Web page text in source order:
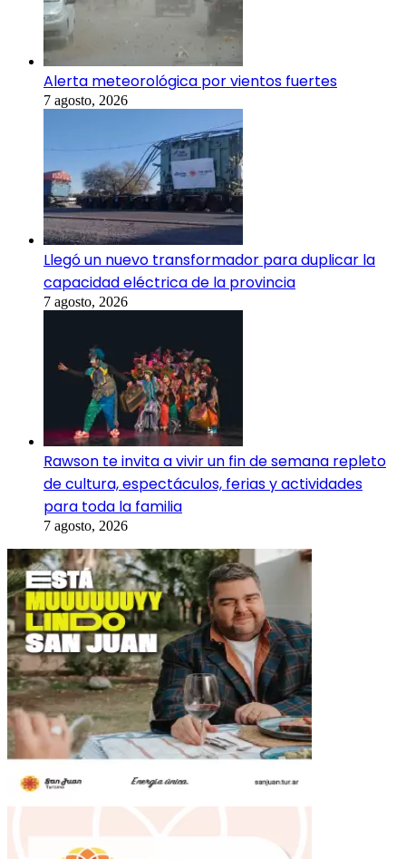
Alerta meteorológica por vientos fuertes
7 agosto, 2026
Llegó un nuevo transformador para duplicar la
capacidad eléctrica de la provincia
7 agosto, 2026
Rawson te invita a vivir un fin de semana repleto
de cultura, espectáculos, ferias y actividades
para toda la familia
7 agosto, 2026